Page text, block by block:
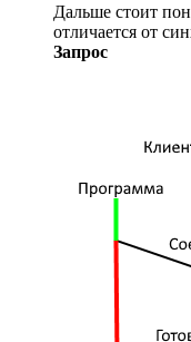
Дальше стоит
отличается от
Запрос